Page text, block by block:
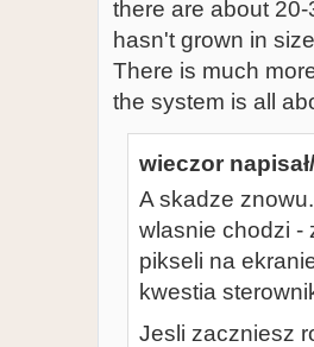
there are about
hasn't grown in
There is much
the system is all
wieczor
A skadze
wlasnie chodzi -
pikseli na
kwestia
Jesli zaczniesz